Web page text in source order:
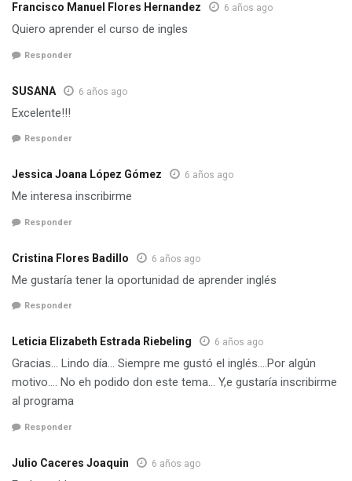
Francisco Manuel Flores Hernandez 6 años ago
Quiero aprender el curso de ingles
Responder
SUSANA 6 años ago
Excelente!!!
Responder
Jessica Joana López Gómez 6 años ago
Me interesa inscribirme
Responder
Cristina Flores Badillo 6 años ago
Me gustaría tener la oportunidad de aprender inglés
Responder
Leticia Elizabeth Estrada Riebeling 6 años ago
Gracias… Lindo día… Siempre me gustó el inglés….Por algún
motivo…. No eh podido don este tema… Y,e gustaría inscribirme
al programa
Responder
Julio Caceres Joaquin 6 años ago